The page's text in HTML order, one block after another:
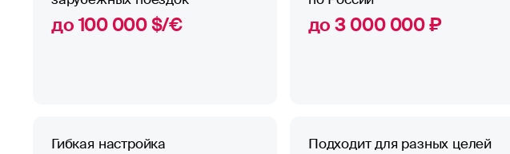
до 100 000 $/€ до 3 000 000 ₽
Гибкая настройка Подходит для разных целей